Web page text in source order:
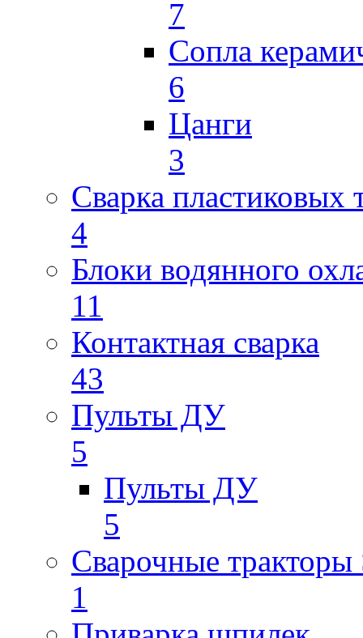
7
Сопла
6
Цанги
3
Сварка пластиковых
4
Блоки водянного
11
Контактная сварка
43
Пульты ДУ
5
Пульты ДУ
5
Сварочные тракторы
1